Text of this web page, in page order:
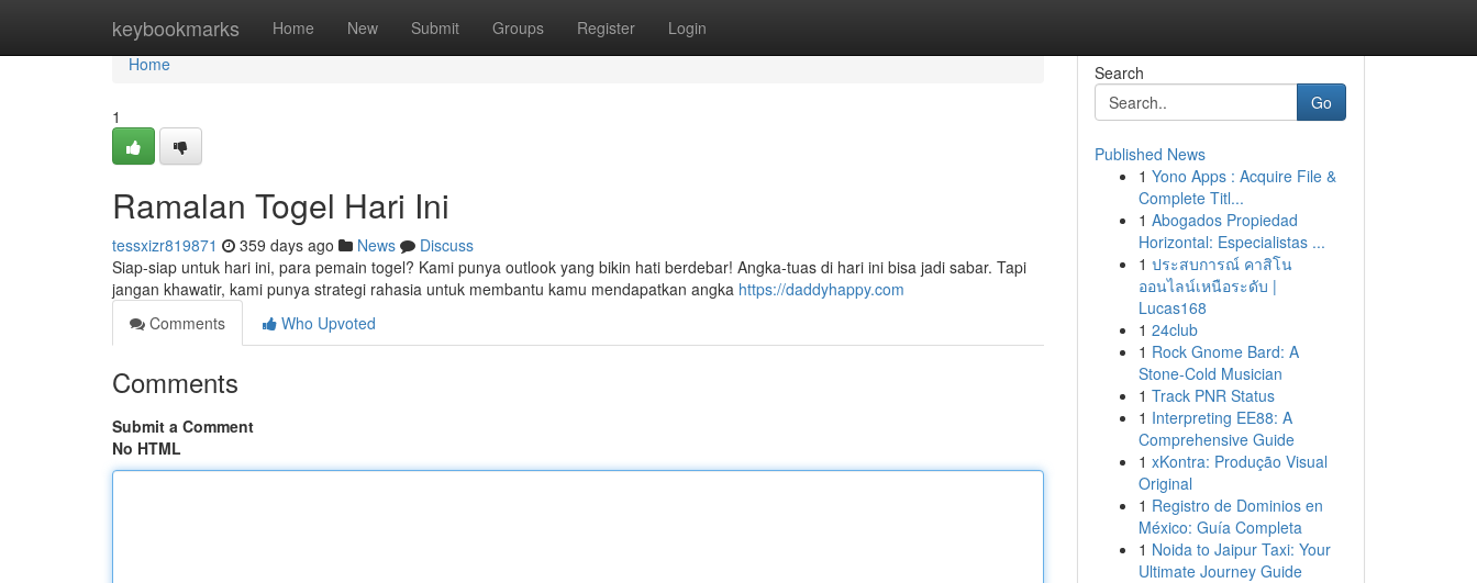
keybookmarks Home New Submit Groups Register Login
Home
Home
1
Ramalan Togel Hari Ini
tessxizr819871 359 days ago News
Discuss
Siap-siap untuk hari ini, para pemain togel? Kami punya outlook yang bikin hati berdebar! Angka-tuas di hari ini bisa jadi sabar. Tapi
jangan khawatir, kami punya strategi rahasia untuk membantu kamu mendapatkan angka https://daddyhappy.com
Comments
Who Upvoted
Comments
Submit a Comment
No HTML
Search
Go
Published News
1 Yono Apps : Acquire File &
Complete Titl...
1 Abogados Propiedad
Horizontal: Especialistas ...
1 ประสบการณ์ คาสิโน
ออนไลน์เหนือระดับ |
Lucas168
1 24club
1 Rock Gnome Bard: A
Stone-Cold Musician
1 Track PNR Status
1 Interpreting EE88: A
Comprehensive Guide
1 xKontra: Produção Visual
Original
1 Registro de Dominios en
México: Guía Completa
1 Noida to Jaipur Taxi: Your
Ultimate Journey Guide